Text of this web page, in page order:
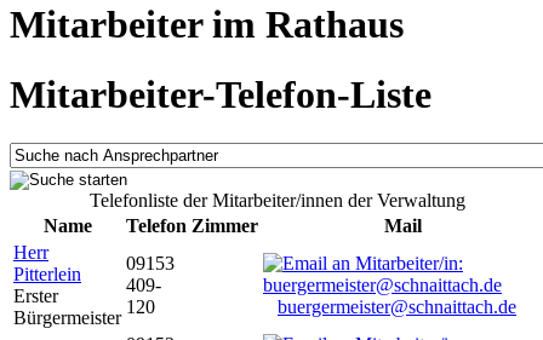
Mitarbeiter im Rathaus
Mitarbeiter-Telefon-Liste
Telefonliste der Mitarbeiter/innen der Verwaltung
Name
Telefon Zimmer
Mail
Herr
Pitterlein
Erster
Bürgermeister
09153
409-
120
buergermeister@schnaittach.de